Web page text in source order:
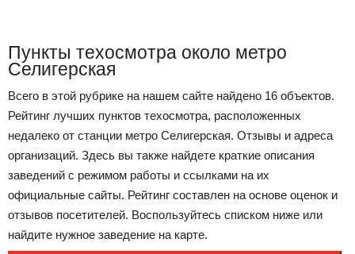
Пункты техосмотра около метро
Селигерская
Всего в этой рубрике на нашем сайте найдено 16 объектов.
Рейтинг лучших пунктов техосмотра, расположенных
недалеко от станции метро Селигерская. Отзывы и адреса
организаций. Здесь вы также найдете краткие описания
заведений с режимом работы и ссылками на их
официальные сайты. Рейтинг составлен на основе оценок и
отзывов посетителей. Воспользуйтесь списком ниже или
найдите нужное заведение на карте.